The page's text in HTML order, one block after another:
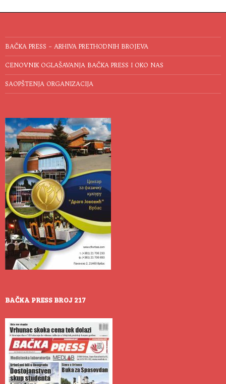
BAČKA PRESS – ARHIVA PRETHODNIH BROJEVA
CENOVNIK OGLAŠAVANJA BAČKA PRESS I OKO NAS
SAOPŠTENJA ORGANIZACIJA
BAČKA PRESS BROJ 217